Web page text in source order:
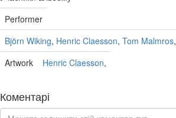
Performer
Björn Wiking, Henric Claesson, Tom Malmros,
Artwork
Henric Claesson,
Коментарі